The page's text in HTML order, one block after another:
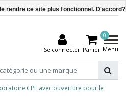
Se connecter
0
Panier Menu
CPE avec ouverture pour le
rendre ce site plus fonctionnel. D'accord?